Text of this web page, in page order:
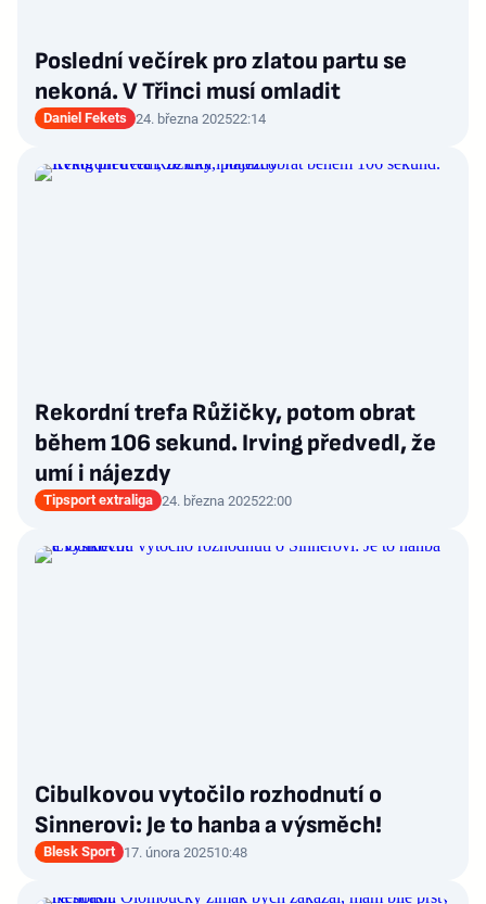
Poslední večírek pro zlatou partu se
nekoná. V Třinci musí omladit
Daniel Fekets 24. března 202522:14
Rekordní trefa Růžičky, potom obrat
během 106 sekund. Irving předvedl, že
umí i nájezdy
Tipsport extraliga 24. března 202522:00
Cibulkovou vytočilo rozhodnutí o
Sinnerovi: Je to hanba a výsměch!
Blesk Sport 17. února 202510:48